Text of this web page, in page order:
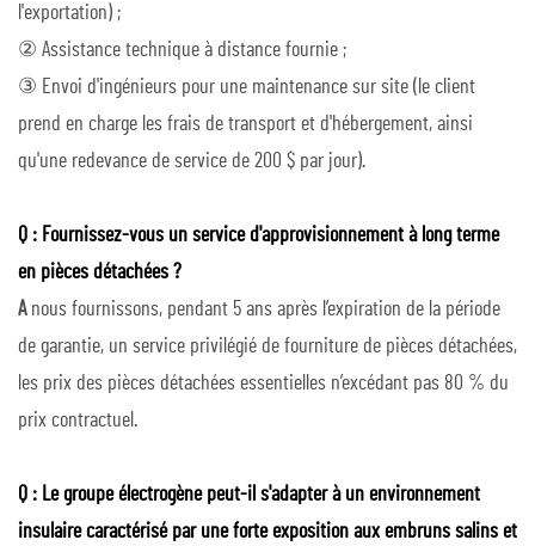
l'exportation) ;
② Assistance technique à distance fournie ;
③ Envoi d'ingénieurs pour une maintenance sur site (le client
prend en charge les frais de transport et d'hébergement, ainsi
qu'une redevance de service de 200 $ par jour).
Q : Fournissez-vous un service d'approvisionnement à long terme
en pièces détachées ?
A nous fournissons, pendant 5 ans après l’expiration de la période
de garantie, un service privilégié de fourniture de pièces détachées,
les prix des pièces détachées essentielles n’excédant pas 80 % du
prix contractuel.
Q : Le groupe électrogène peut-il s'adapter à un environnement
insulaire caractérisé par une forte exposition aux embruns salins et